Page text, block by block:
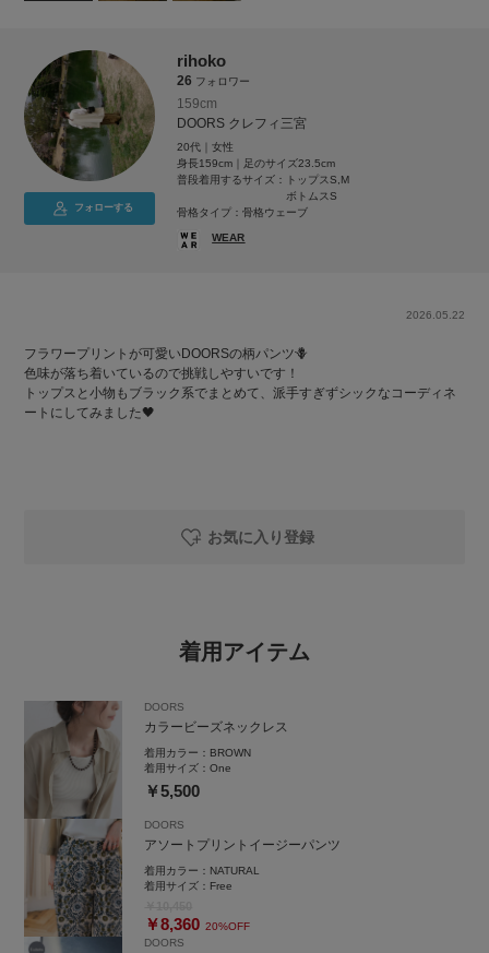
フォローする
rihoko
26 フォロワー
159cm
DOORS クレフィ三宮
20代｜女性
身長159cm｜足のサイズ23.5cm
普段着用するサイズ：
トップスS,M
ボトムスS
骨格タイプ：骨格ウェーブ
WEAR
2026.05.22
フラワープリントが可愛いDOORSの柄パンツ🪻
色味が落ち着いているので挑戦しやすいです！
トップスと小物もブラック系でまとめて、派手すぎずシックなコーディネ
ートにしてみました🖤
お気に入り登録
着用アイテム
DOORS
カラービーズネックレス
着用カラー： BROWN
着用サイズ：One
￥5,500
DOORS
アソートプリントイージーパンツ
着用カラー： NATURAL
着用サイズ： Free
￥8,360 20%OFF
DOORS